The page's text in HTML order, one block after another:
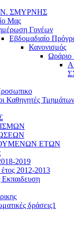
ΣΜΥΡΝΗΣ
Μας
Γονέων
Εβδομαδιαίο
Κανονισμός
Ωράριο
Καθηγητές Τμημάτων
ΕΤΩΝ
2019
2012-2013
δράσεις1